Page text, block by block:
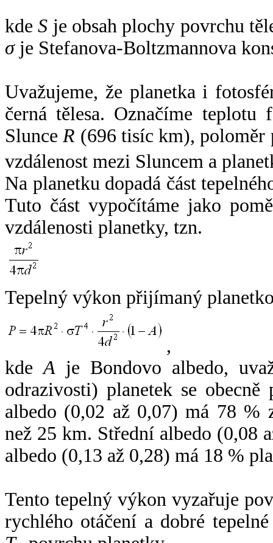
kdeS je obsah plochy povrchu
σje Stefanova-Boltzmannova
Uvažujeme, že planetka i
černá tělesa. Označíme
SlunceR (696 tisíc km),
vzdálenost mezi Sluncem a
Na planetku dopadá část
Tuto část vypočítáme jako
vzdálenosti planetky, tzn.
Tepelný výkon přijímaný
,
kdeA je Bondovo albedo,
odrazivosti) planetek se
albedo (0,02 až 0,07) má 78 %
než 25 km. Střední albedo (0,08
albedo (0,13 až 0,28) má 18 %
Tento tepelný výkon vyzařuje
rychlého otáčení a dobré